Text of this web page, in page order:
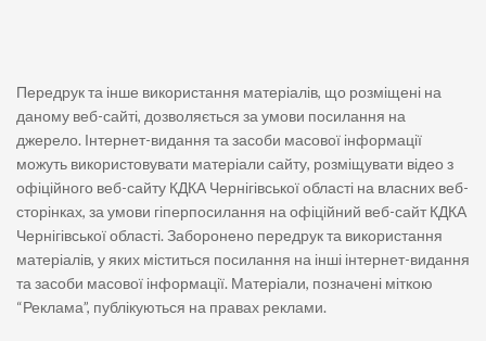
Передрук та інше використання матеріалів, що розміщені на
даному веб-сайті, дозволяється за умови посилання на
джерело. Інтернет-видання та засоби масової інформації
можуть використовувати матеріали сайту, розміщувати відео з
офіційного веб-сайту КДКА Чернігівської області на власних веб-
сторінках, за умови гіперпосилання на офіційний веб-сайт КДКА
Чернігівської області. Заборонено передрук та використання
матеріалів, у яких міститься посилання на інші інтернет-видання
та засоби масової інформації. Матеріали, позначені міткою
“Реклама”, публікуються на правах реклами.